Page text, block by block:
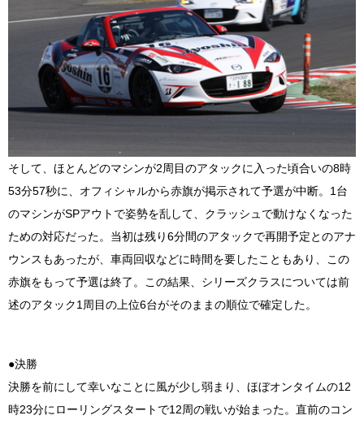
そして、ほとんどのマシンが2周目のアタックに入った頃合いの8時
53分57秒に、オフィシャルから赤旗が掲示されて予選が中断。 1 台
のマシンがSPアウトで姿勢を乱して、クラッシュで動けなくなった
ための対応だった。当初は残り6分間のアタックで再開予定とのアナ
ウンスもあったが、車両回収などに時間を要したこともあり、この
赤旗をもって予選は終了。この結果、シリーズクラスについては前
述のアタック1 周目の上位6台がそのままの順位で確定した。
●決勝
決勝を前にして幸いなことに風が少し弱まり、ほぼオンタイムの12
時23分にローリングスタートで12周の戦いが始まった。直前のコン